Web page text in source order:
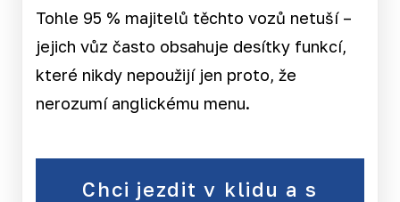
Tohle 95 % majitelů těchto vozů netuší –
jejich vůz často obsahuje desítky funkcí,
které nikdy nepoužijí jen proto, že
nerozumí anglickému menu.
Chci jezdit v klidu a s